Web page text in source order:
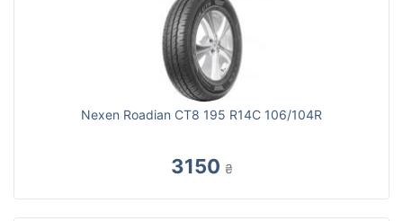
Nexen Roadian CT8 195 R14C 106/104R
3150 ₴